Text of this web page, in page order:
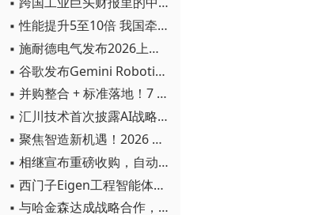
▪ 性能提升5至10倍 我国牵头制定的WiTSnet工业以太网国际标准正式发布
▪ 施耐德电气发布2026上半年可持续发展成绩单 "Impact 2030"路线图开局稳健
▪ 谷歌发布Gemini Robotics 2模型 实现人形机器人全身智能控制突破
▪ 并购整合 + 标准落地！7 月工业自动化产业动态速递
▪ 汇川技术首次披露AI战略进展：从两个方面推动“AI业务化”落地
▪ 聚焦智造新机遇！2026 青岛数字化及智能制造技术论坛圆满落幕
▪ 相继宣布重磅收购，自动化巨头新一轮并购潮剑指何方？
▪ 西门子Eigen工程智能体落地中国，工业AI跨越物理世界“确定性”拐点
▪ 与哈金森达成战略合作，乐聚机器人何以持续获得工业巨头青睐？